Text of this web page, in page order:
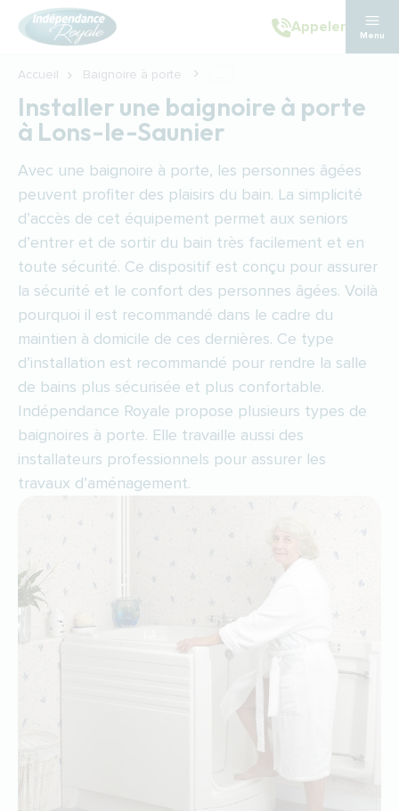
Aller au contenu principal
Appeler
Menu
Accueil Baignoire à porte ...
Installer une baignoire à porte
à Lons-le-Saunier
Avec une baignoire à porte, les personnes âgées
peuvent profiter des plaisirs du bain. La simplicité
d’accès de cet équipement permet aux seniors
d’entrer et de sortir du bain très facilement et en
toute sécurité. Ce dispositif est conçu pour assurer
la sécurité et le confort des personnes âgées. Voilà
pourquoi il est recommandé dans le cadre du
maintien à domicile de ces dernières. Ce type
d’installation est recommandé pour rendre la salle
de bains plus sécurisée et plus confortable.
Indépendance Royale propose plusieurs types de
baignoires à porte. Elle travaille aussi des
installateurs professionnels pour assurer les
travaux d’aménagement.